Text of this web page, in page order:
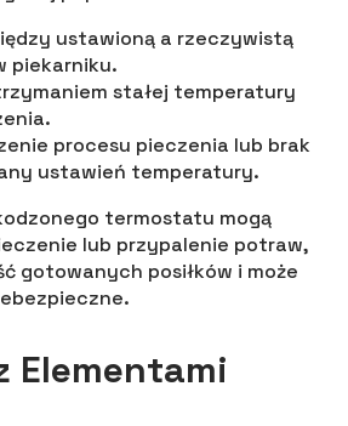
ustawioną a rzeczywistą
piekarniku.
stałej temperatury
procesu pieczenia lub brak
ustawień temperatury.
termostatu mogą
lub przypalenie potraw,
gotowanych posiłków i może
Elementami